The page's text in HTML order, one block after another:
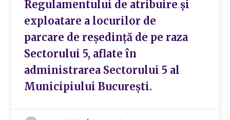
Regulamentului de atribuire și
exploatare a locurilor de
parcare de reședință de pe raza
Sectorului 5, aflate în
administrarea Sectorului 5 al
Municipiului București.